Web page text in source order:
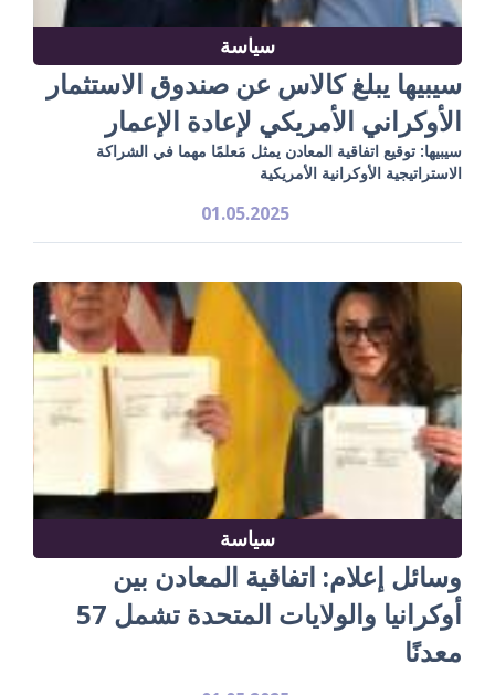
سياسة
سيبيها يبلغ كالاس عن صندوق الاستثمار
الأوكراني الأمريكي لإعادة الإعمار
سيبيها: توقيع اتفاقية المعادن يمثل مَعلمًا مهما في الشراكة
الاستراتيجية الأوكرانية الأمريكية
01.05.2025
سياسة
وسائل إعلام: اتفاقية المعادن بين
أوكرانيا والولايات المتحدة تشمل 57
معدنًا